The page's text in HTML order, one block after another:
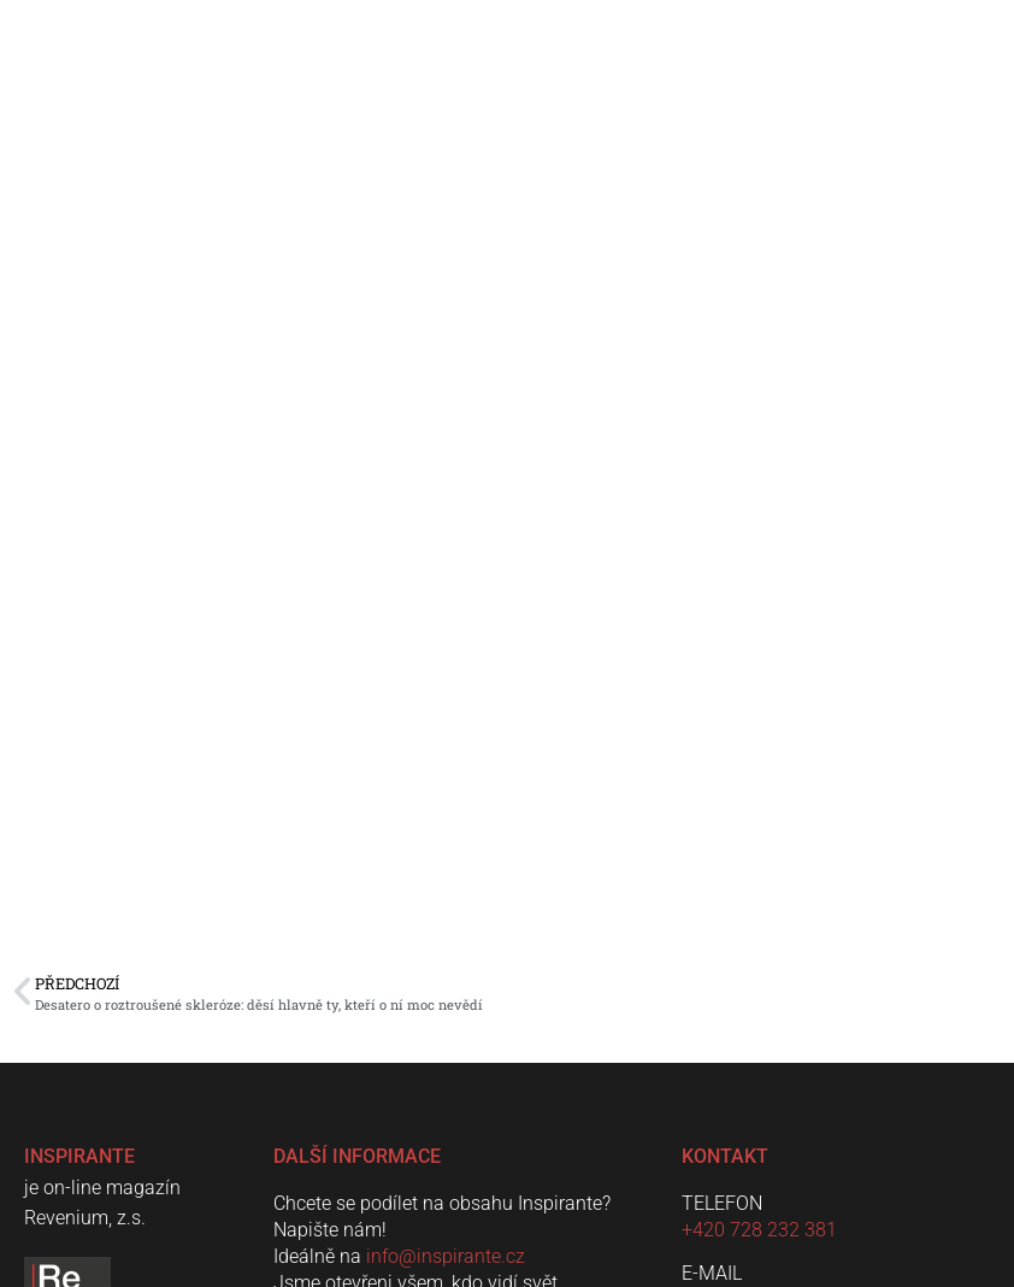
PŘEDCHOZÍ
Desatero o roztroušené skleróze: děsí hlavně ty, kteří o ní moc nevědí
INSPIRANTE
je on-line magazín
Revenium, z.s.
DALŠÍ INFORMACE
Chcete se podílet na obsahu Inspirante?
Napište nám!
Ideálně na info@inspirante.cz
KONTAKT
TELEFON
+420 728 232 381
E-MAIL